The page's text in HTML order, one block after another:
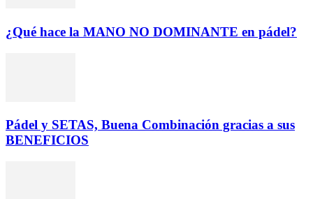
¿Qué hace la MANO NO DOMINANTE en pádel?
Pádel y SETAS, Buena Combinación gracias a sus
BENEFICIOS